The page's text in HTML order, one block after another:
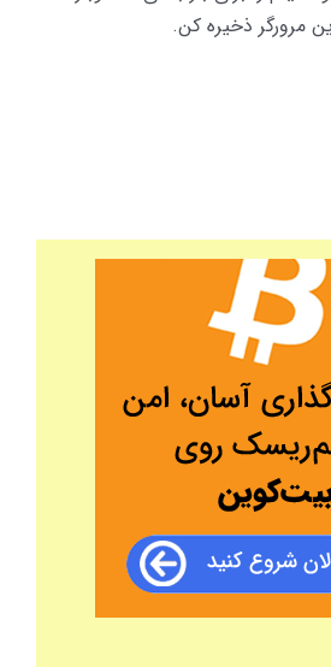
مرورگر ذخیره کن.